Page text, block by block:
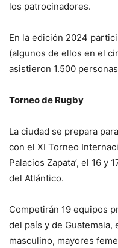
los patrocinadores.
En la edición 2024
(algunos de ellos en el
asistieron 1.500
Torneo de Rugby
La ciudad se prepara
con el XI Torneo
Palacios Zapata’, el 16 y
del Atlántico.
Competirán 19 equipos
del país y de Guatemala,
masculino, mayores